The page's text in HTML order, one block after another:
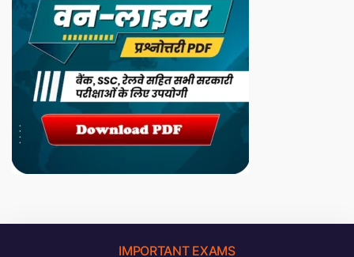
IMPORTANT EXAMS